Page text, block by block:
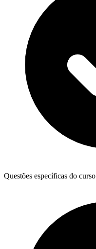
Questões específicas do curso